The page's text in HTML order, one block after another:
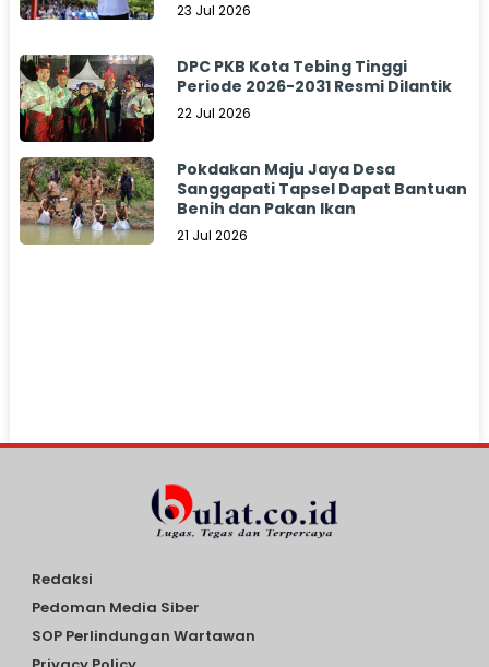
23 Jul 2026
DPC PKB Kota Tebing Tinggi
Periode 2026-2031 Resmi Dilantik
22 Jul 2026
Pokdakan Maju Jaya Desa
Sanggapati Tapsel Dapat Bantuan
Benih dan Pakan Ikan
21 Jul 2026
Redaksi
Pedoman Media Siber
SOP Perlindungan Wartawan